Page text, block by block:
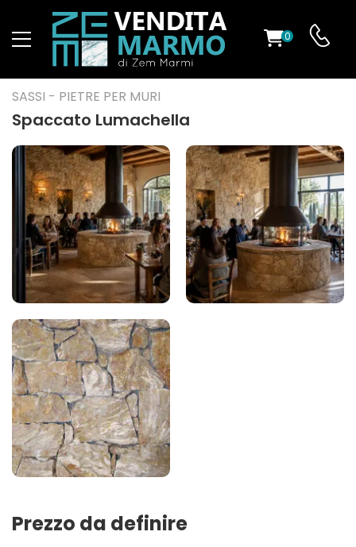
0
SASSI - PIETRE PER MURI
Spaccato Lumachella
Prezzo da definire